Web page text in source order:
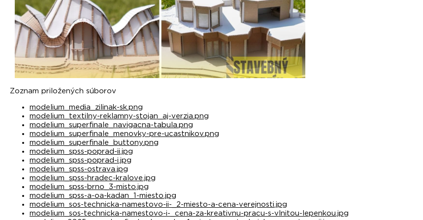
Zoznam priložených súborov
modelium_media_zilinak-sk.png
modelium_textilny-reklamny-stojan_aj-verzia.png
modelium_superfinale_navigacna-tabula.png
modelium_superfinale_menovky-pre-ucastnikov.png
modelium_superfinale_buttony.png
modelium_spss-poprad-ii.jpg
modelium_spss-poprad-i.jpg
modelium_spss-ostrava.jpg
modelium_spss-hradec-kralove.jpg
modelium_spss-brno_3-misto.jpg
modelium_spss-a-oa-kadan_1-miesto.jpg
modelium_sos-technicka-namestovo-ii-_2-miesto-a-cena-verejnosti.jpg
modelium_sos-technicka-namestovo-i-_cena-za-kreativnu-pracu-s-vlnitou-lepenkou.jpg